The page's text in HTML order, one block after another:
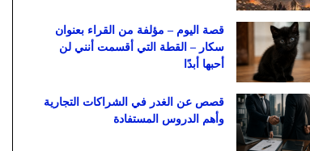
قصة اليوم – مؤلفة من القراء بعنوان
سكار – القطة التي أقسمت أنني لن
أحبها أبدًا
قصص عن الغدر في الشراكات التجارية
وأهم الدروس المستفادة